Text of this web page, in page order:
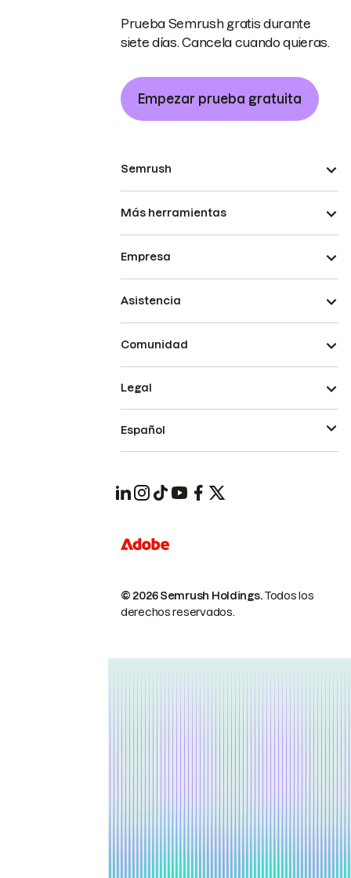
Prueba Semrush gratis durante
siete días. Cancela cuando quieras.
Empezar prueba gratuita
Semrush
Más herramientas
Empresa
Asistencia
Comunidad
© 2026 Semrush Holdings.Todos los
derechos reservados.
Legal
Español